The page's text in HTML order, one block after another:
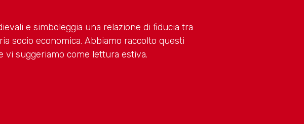
e simboleggia una relazione di fiducia tra
socio economica. Abbiamo raccolto questi
suggeriamo come lettura estiva.